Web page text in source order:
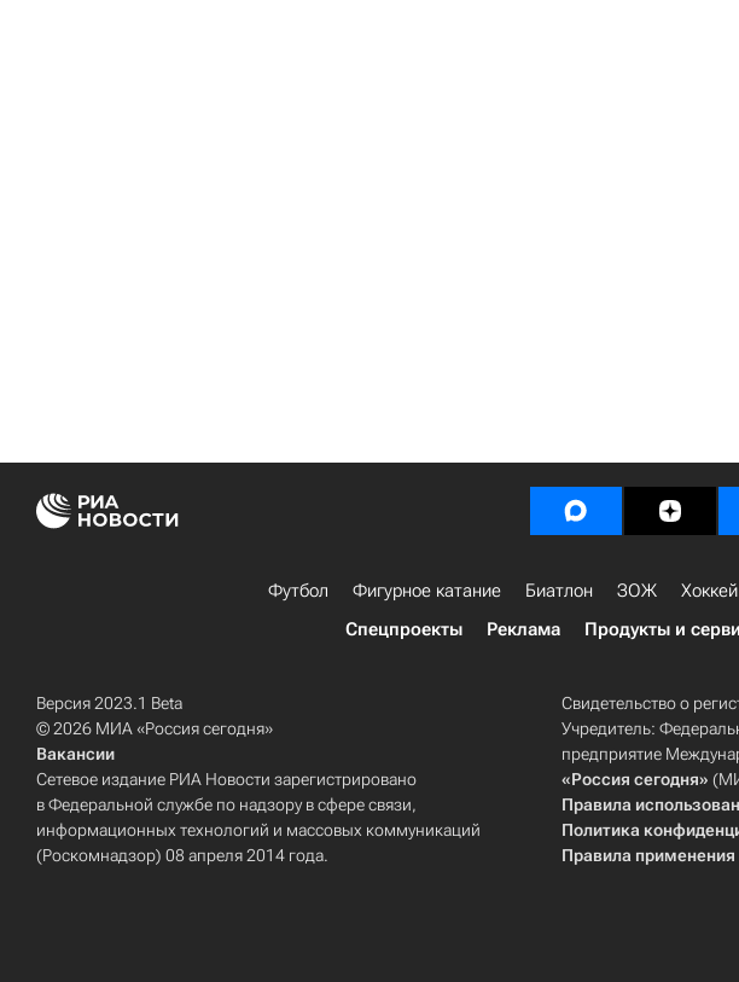
Футбол Фигурное катание Биатлон ЗОЖ Хоккей
Спецпроекты
Реклама Продукты и
Версия 2023.1 Beta
© 2026 МИА «Россия сегодня»
Вакансии
Сетевое издание РИА Новости зарегистрировано
в Федеральной службе по надзору в сфере связи,
информационных технологий и массовых коммуникаций
(Роскомнадзор) 08 апреля 2014 года.
Свидетельство о
Учредитель:
предприятие
«Россия сегодня»
Правила
Политика
Правила применения